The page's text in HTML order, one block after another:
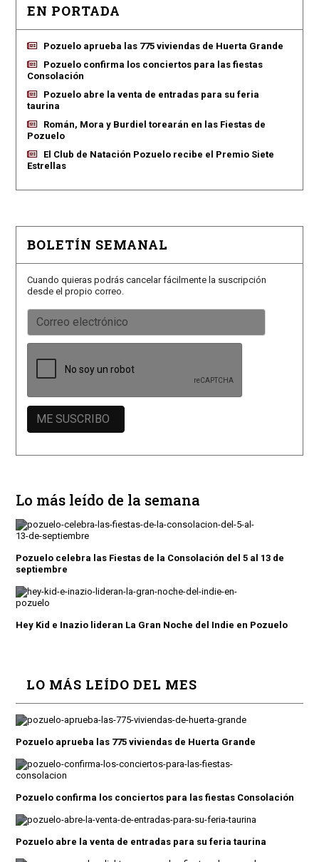
EN PORTADA
Pozuelo aprueba las 775 viviendas de Huerta Grande
Pozuelo confirma los conciertos para las fiestas
Consolación
Pozuelo abre la venta de entradas para su feria
taurina
Román, Mora y Burdiel torearán en las Fiestas de
Pozuelo
El Club de Natación Pozuelo recibe el Premio Siete
Estrellas
BOLETÍN SEMANAL
Cuando quieras podrás cancelar fácilmente la suscripción
desde el propio correo.
Lo más leído de la semana
Pozuelo celebra las Fiestas de la Consolación del 5 al 13 de
septiembre
Hey Kid e Inazio lideran La Gran Noche del Indie en Pozuelo
LO MÁS LEÍDO DEL MES
Pozuelo aprueba las 775 viviendas de Huerta Grande
Pozuelo confirma los conciertos para las fiestas Consolación
Pozuelo abre la venta de entradas para su feria taurina